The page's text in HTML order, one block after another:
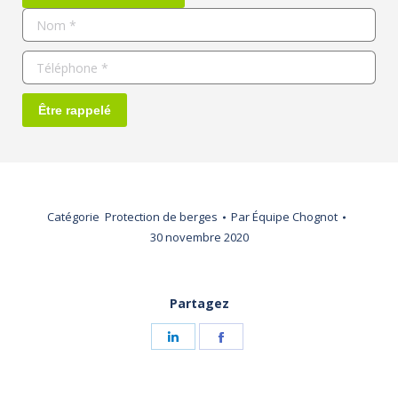
Nom *
Téléphone *
Être rappelé
Catégorie Protection de berges ParÉquipe Chognot
30 novembre 2020
Partagez
Share